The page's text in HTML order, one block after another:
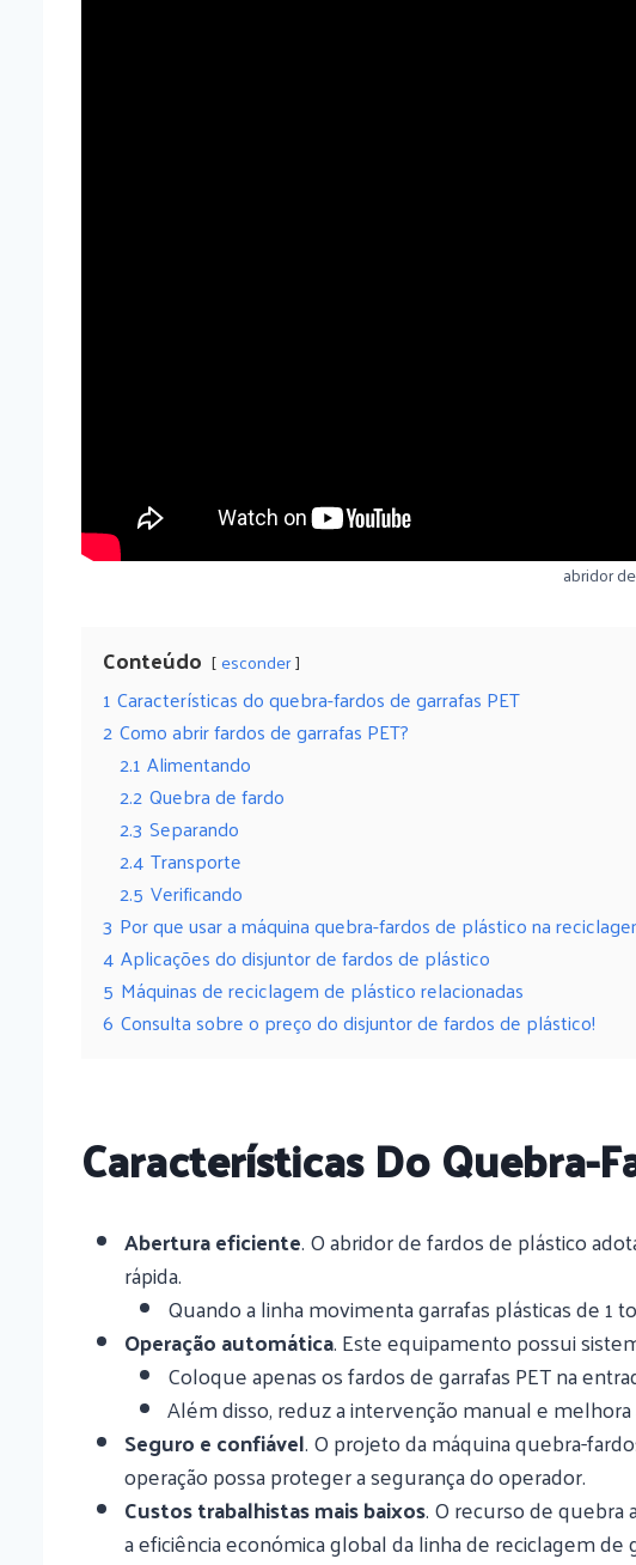
abridor
Conteúdo esconder
1 Características do quebra-fardos de garrafas PET
2 Como abrir fardos de garrafas PET?
2.1 Alimentando
2.2 Quebra de fardo
2.3 Separando
2.4 Transporte
2.5 Verificando
3 Por que usar a máquina quebra-fardos de plástico na
4 Aplicações do disjuntor de fardos de plástico
5 Máquinas de reciclagem de plástico relacionadas
6 Consulta sobre o preço do disjuntor de fardos de plástico!
Características Do Quebra-
Abertura eficiente. O abridor de fardos de plástico
rápida.
Quando a linha movimenta garrafas plásticas de 1
Operação automática. Este equipamento possui
Coloque apenas os fardos de garrafas PET na
Além disso, reduz a intervenção manual e melhora
Seguro e confiável. O projeto da máquina quebra-
operação possa proteger a segurança do operador.
Custos trabalhistas mais baixos. O recurso de quebra
a eficiência económica global da linha de reciclagem de